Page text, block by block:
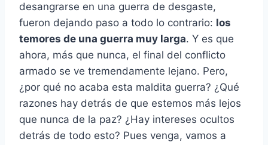
desangrarse en una guerra de desgaste,
fueron dejando paso a todo lo contrario: los
temores de una guerra muy larga. Y es que
ahora, más que nunca, el final del conflicto
armado se ve tremendamente lejano. Pero,
¿por qué no acaba esta maldita guerra? ¿Qué
razones hay detrás de que estemos más lejos
que nunca de la paz? ¿Hay intereses ocultos
detrás de todo esto? Pues venga, vamos a